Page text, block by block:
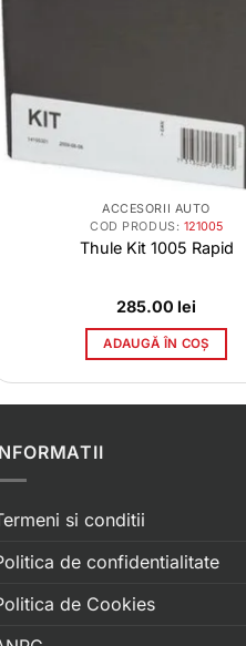
ACCESORII AUTO
COD PRODUS: 121005
Thule Kit 1005 Rapid
285.00 lei
ADAUGĂ ÎN COȘ
si conditii
de confidentialitate
de Cookies